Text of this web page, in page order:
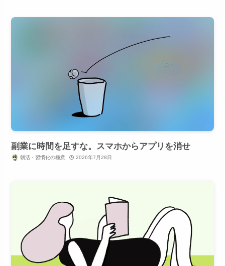
副業に時間を足すな。スマホからアプリを消せ
朝活・習慣化の極意 2026年7月28日